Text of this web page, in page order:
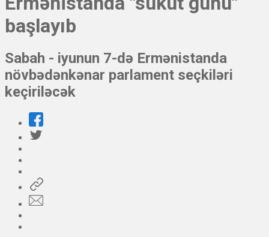
başlayıb
Sabah - iyunun 7-də Ermənistanda
növbədənkənar parlament seçkiləri
keçiriləcək